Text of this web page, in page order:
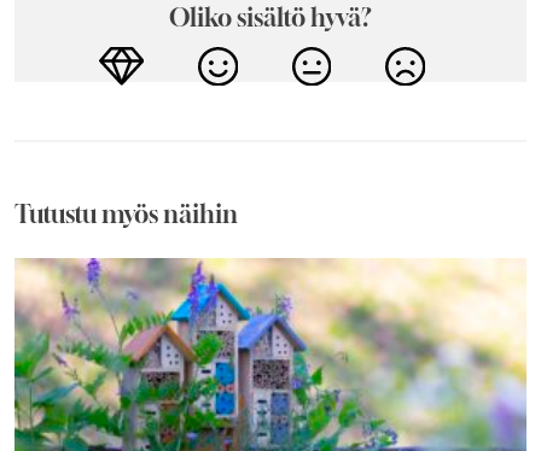
Oliko sisältö hyvä?
Tutustu myös näihin